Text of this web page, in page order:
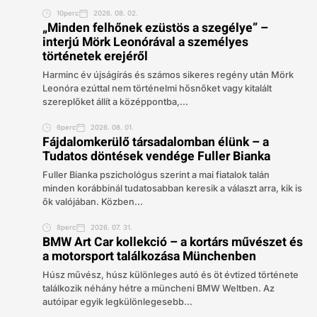
10perc 2026. 08. 02.
„Minden felhőnek ezüstös a szegélye” –
interjú Mörk Leonórával a személyes
történetek erejéről
Harminc év újságírás és számos sikeres regény után Mörk
Leonóra ezúttal nem történelmi hősnőket vagy kitalált
szereplőket állít a középpontba,...
6perc 2026. 08. 01.
Fájdalomkerülő társadalomban élünk – a
Tudatos döntések vendége Fuller Bianka
Fuller Bianka pszichológus szerint a mai fiatalok talán
minden korábbinál tudatosabban keresik a választ arra, kik is
ők valójában. Közben...
8perc 2026. 07. 31.
BMW Art Car kollekció – a kortárs művészet és
a motorsport találkozása Münchenben
Húsz művész, húsz különleges autó és öt évtized története
találkozik néhány hétre a müncheni BMW Weltben. Az
autóipar egyik legkülönlegesebb...